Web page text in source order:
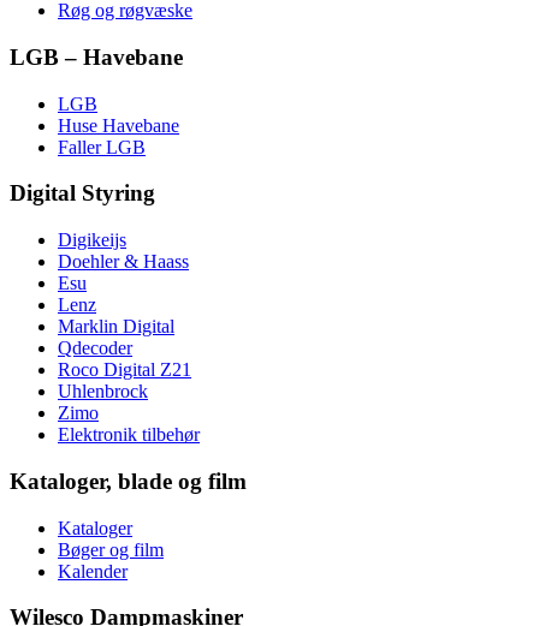
Røg og røgvæske
LGB – Havebane
LGB
Huse Havebane
Faller LGB
Digital Styring
Digikeijs
Doehler & Haass
Esu
Lenz
Marklin Digital
Qdecoder
Roco Digital Z21
Uhlenbrock
Zimo
Elektronik tilbehør
Kataloger, blade og film
Kataloger
Bøger og film
Kalender
Wilesco Dampmaskiner